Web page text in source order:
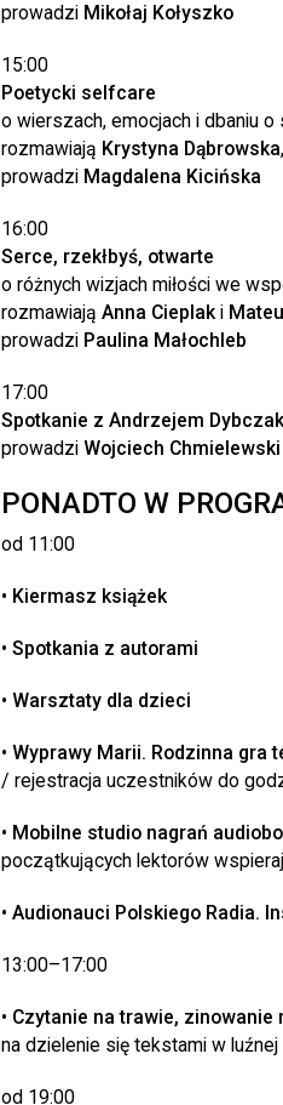
prowadzi Mikołaj Kołyszko
15:00
Poetycki selfcare
o wierszach, emocjach i dbaniu o
rozmawiają Krystyna Dąbrowska,
prowadzi Magdalena Kicińska
16:00
Serce, rzekłbyś, otwarte
o różnych wizjach miłości we
rozmawiają Anna Cieplaki
prowadzi Paulina Małochleb
17:00
Spotkanie z Andrzejem
prowadzi Wojciech Chmielewski
PONADTO W
od 11:00
• Kiermasz książek
• Spotkania z autorami
• Warsztaty dla dzieci
• Wyprawy Marii. Rodzinna gra
/ rejestracja uczestników do
• Mobilne studio nagrań
początkujących lektorów
• Audionauci Polskiego Radia.
13:00–17:00
• Czytanie na trawie, zinowanie
na dzielenie się tekstami w
od 19:00